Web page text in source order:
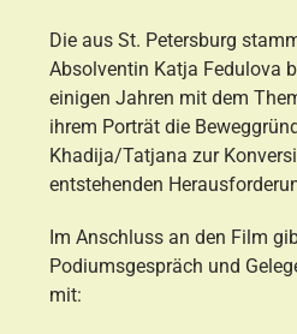
Die aus St. Petersburg
Absolventin Katja Fedulova
einigen Jahren mit dem
ihrem Porträt die
Khadija/Tatjana zur
entstehenden
Im Anschluss an den Film
Podiumsgespräch und
mit: